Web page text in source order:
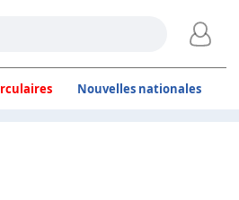
Nouvelles nationales
à Saint-